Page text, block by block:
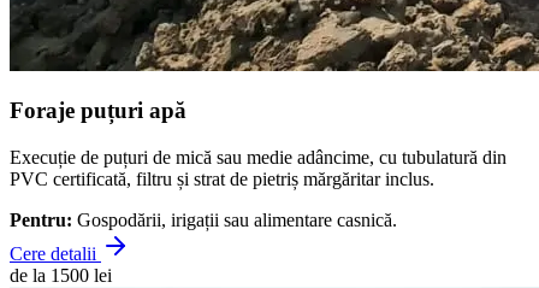
Foraje puțuri apă
Execuție de puțuri de mică sau medie adâncime, cu tubulatură din
PVC certificată, filtru și strat de pietriș mărgăritar inclus.
Pentru: Gospodării, irigații sau alimentare casnică.
Cere detalii
de la 1500 lei